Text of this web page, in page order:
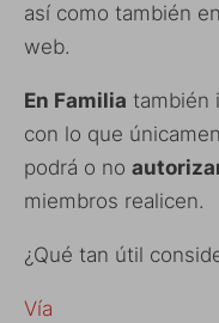
así como también en
web.
En Familia también
con lo que
podrá o no
miembros realicen.
¿Qué tan útil
Vía